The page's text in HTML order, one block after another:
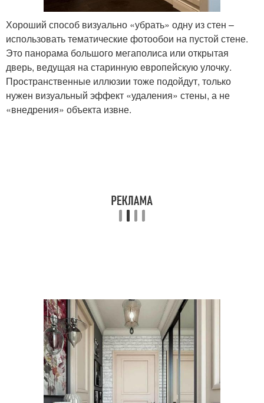
Хороший способ визуально «убрать» одну из стен –
использовать тематические фотообои на пустой стене.
Это панорама большого мегаполиса или открытая
дверь, ведущая на старинную европейскую улочку.
Пространственные иллюзии тоже подойдут, только
нужен визуальный эффект «удаления» стены, а не
«внедрения» объекта извне.